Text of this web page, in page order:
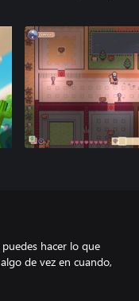
hacer lo que
de vez en cuando,